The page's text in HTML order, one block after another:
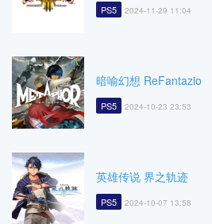
PS5 2024-11-29 11:04
暗喻幻想 ReFantazio
PS5 2024-10-23 23:53
英雄传说 界之轨迹
PS5 2024-10-07 13:58